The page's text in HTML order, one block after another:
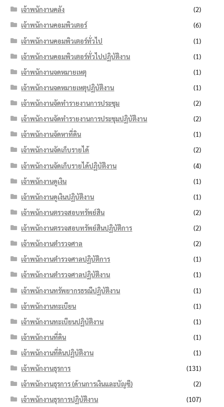
เจ้าพนักงานคลัง
(2)
เจ้าพนักงานคอมพิวเตอร์
(6)
เจ้าพนักงานคอมพิวเตอร์ทั่วไป
(1)
เจ้าพนักงานคอมพิวเตอร์ทั่วไปปฏิบัติงาน
(1)
เจ้าพนักงานจดหมายเหตุ
(1)
เจ้าพนักงานจดหมายเหตุปฏิบัติงาน
(1)
เจ้าพนักงานจัดทำรายงานการประชุม
(2)
เจ้าพนักงานจัดทำรายงานการประชุมปฏิบัติงาน
(2)
เจ้าพนักงานจัดหาที่ดิน
(1)
เจ้าพนักงานจัดเก็บรายได้
(2)
เจ้าพนักงานจัดเก็บรายได้ปฏิบัติงาน
(4)
เจ้าพนักงานดูเงิน
(1)
เจ้าพนักงานดูเงินปฏิบัติงาน
(1)
เจ้าพนักงานตรวจสอบทรัพย์สิน
(2)
เจ้าพนักงานตรวจสอบทรัพย์สินปฏิบัติการ
(2)
เจ้าพนักงานตำรวจศาล
(2)
เจ้าพนักงานตำรวจศาลปฏิบัติการ
(1)
เจ้าพนักงานตำรวจศาลปฏิบัติงาน
(1)
เจ้าพนักงานทรัพยากรธรณีปฏิบัติงาน
(1)
เจ้าพนักงานทะเบียน
(1)
เจ้าพนักงานทะเบียนปฏิบัติงาน
(1)
เจ้าพนักงานที่ดิน
(1)
เจ้าพนักงานที่ดินปฏิบัติงาน
(1)
เจ้าพนักงานธุรการ
(131)
เจ้าพนักงานธุรการ (ด้านการเงินและบัญชี)
(2)
เจ้าพนักงานธุรการปฏิบัติงาน
(107)